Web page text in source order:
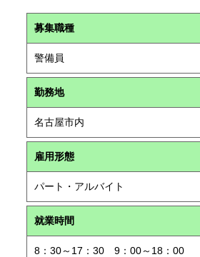
募集職種
警備員
勤務地
名古屋市内
雇用形態
パート・アルバイト
就業時間
8：30～17：30 9：00～18：00